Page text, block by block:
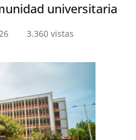
universitaria
3.360 vistas